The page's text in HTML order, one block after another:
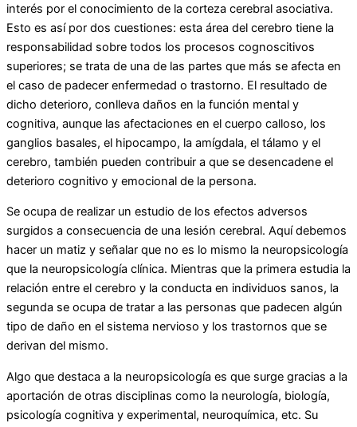
interés por el conocimiento de la corteza cerebral asociativa.
Esto es así por dos cuestiones: esta área del cerebro tiene la
responsabilidad sobre todos los procesos cognoscitivos
superiores; se trata de una de las partes que más se afecta en
el caso de padecer enfermedad o trastorno. El resultado de
dicho deterioro, conlleva daños en la función mental y
cognitiva, aunque las afectaciones en el cuerpo calloso, los
ganglios basales, el hipocampo, la amígdala, el tálamo y el
cerebro, también pueden contribuir a que se desencadene el
deterioro cognitivo y emocional de la persona.
Se ocupa de realizar un estudio de los efectos adversos
surgidos a consecuencia de una lesión cerebral. Aquí debemos
hacer un matiz y señalar que no es lo mismo la neuropsicología
que la neuropsicología clínica. Mientras que la primera estudia la
relación entre el cerebro y la conducta en individuos sanos, la
segunda se ocupa de tratar a las personas que padecen algún
tipo de daño en el sistema nervioso y los trastornos que se
derivan del mismo.
Algo que destaca a la neuropsicología es que surge gracias a la
aportación de otras disciplinas como la neurología, biología,
psicología cognitiva y experimental, neuroquímica, etc. Su